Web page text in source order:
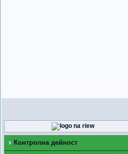
Контролна дейност